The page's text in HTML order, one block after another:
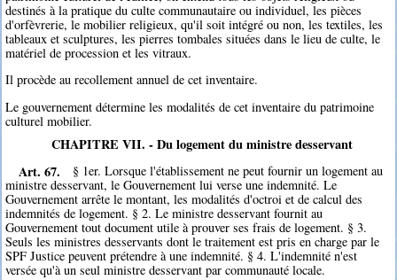
destinés à la pratique du culte communautaire ou individuel, les pièces
d'orfèvrerie, le mobilier religieux, qu'il soit intégré ou non, les textiles, les
tableaux et sculptures, les pierres tombales situées dans le lieu de culte, le
matériel de procession et les vitraux.
Il procède au recollement annuel de cet inventaire.
Le gouvernement détermine les modalités de cet inventaire du patrimoine
culturel mobilier.
CHAPITRE VII. - Du logement du ministre desservant
Art. 67.
§ 1er. Lorsque l'établissement ne peut fournir un logement au
ministre desservant, le Gouvernement lui verse une indemnité. Le
Gouvernement arrête le montant, les modalités d'octroi et de calcul des
indemnités de logement. § 2. Le ministre desservant fournit au
Gouvernement tout document utile à prouver ses frais de logement. § 3.
Seuls les ministres desservants dont le traitement est pris en charge par le
SPF Justice peuvent prétendre à une indemnité. § 4. L'indemnité n'est
versée qu'à un seul ministre desservant par communauté locale.